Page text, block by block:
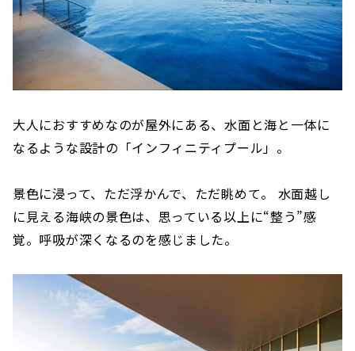
大人におすすめなのが屋外にある、水面と海と一体に
なるような設計の「インフィニティプール」。
景色に浸って、ただ浮かんで、ただ眺めて。 水面越し
に見える海峡の景色は、思っている以上に“整う”感
覚。呼吸が深くなるのを感じました。